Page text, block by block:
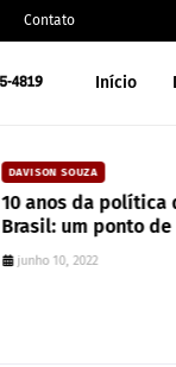
Contato
Início
DAVISON SOUZA
10 anos da política
Brasil: um ponto
colonialidade
junho 10, 2022